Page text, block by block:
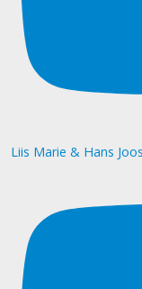
Liis Marie & Hans